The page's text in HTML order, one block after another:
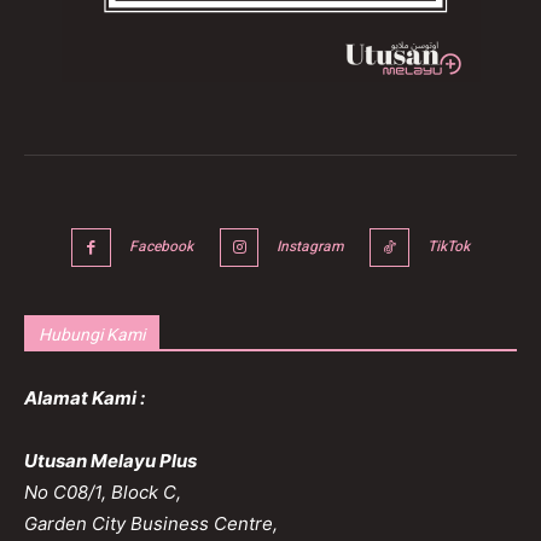
Facebook Instagram TikTok
Hubungi Kami
Alamat Kami :
Utusan Melayu Plus
No C08/1, Block C,
Garden City Business Centre,